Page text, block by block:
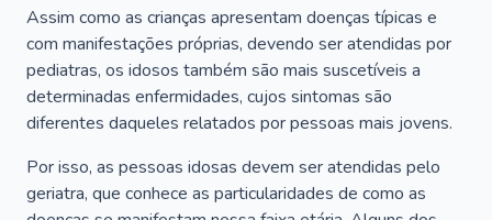
Assim como as crianças apresentam doenças típicas e
com manifestações próprias, devendo ser atendidas por
pediatras, os idosos também são mais suscetíveis a
determinadas enfermidades, cujos sintomas são
diferentes daqueles relatados por pessoas mais jovens.
Por isso, as pessoas idosas devem ser atendidas pelo
geriatra, que conhece as particularidades de como as